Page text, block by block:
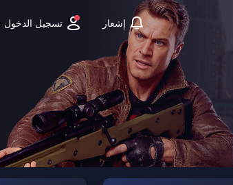
إشعار تسجيل الدخول